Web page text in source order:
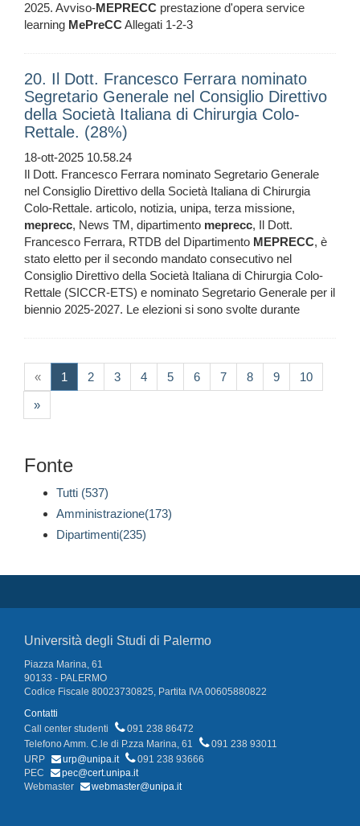
2025. Avviso-MEPRECC prestazione d'opera service
learning MePreCCAllegati 1-2-3
20. Il Dott. Francesco Ferrara nominato
Segretario Generale nel Consiglio Direttivo
della Società Italiana di Chirurgia Colo-
Rettale. (28%)
18-ott-2025 10.58.24
Il Dott. Francesco Ferrara nominato Segretario Generale
nel Consiglio Direttivo della Società Italiana di Chirurgia
Colo-Rettale. articolo, notizia, unipa, terza missione,
meprecc, News TM, dipartimento meprecc, Il Dott.
Francesco Ferrara, RTDB del Dipartimento MEPRECC, è
stato eletto per il secondo mandato consecutivo nel
Consiglio Direttivo della Società Italiana di Chirurgia Colo-
Rettale (SICCR-ETS) e nominato Segretario Generale per il
biennio 2025-2027. Le elezioni si sono svolte durante
« 1 (current)
2 3 4 5 6 7 8 9 10
»
Fonte
Tutti (537)
Amministrazione(173)
Dipartimenti(235)
Università degli Studi di Palermo
Piazza Marina, 61
90133 - PALERMO
Codice Fiscale 80023730825, Partita IVA 00605880822
Contatti
Call center studenti
091 238 86472
Telefono Amm. C.le di P.zza Marina, 61
091 238 93011
URP
urp@unipa.it
091 238 93666
PEC
pec@cert.unipa.it
Webmaster
webmaster@unipa.it